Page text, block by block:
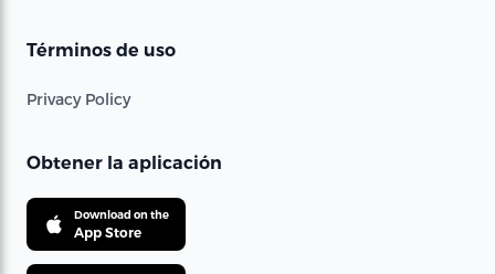
Términos de uso
Privacy Policy
Obtener la aplicación
Download on the
App Store